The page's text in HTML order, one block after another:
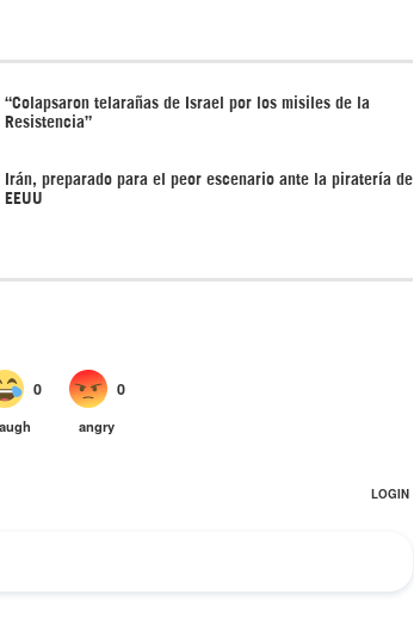
“Colapsaron telarañas de Israel por los misiles de la
Resistencia”
Irán, preparado para el peor escenario ante la piratería de
EEUU